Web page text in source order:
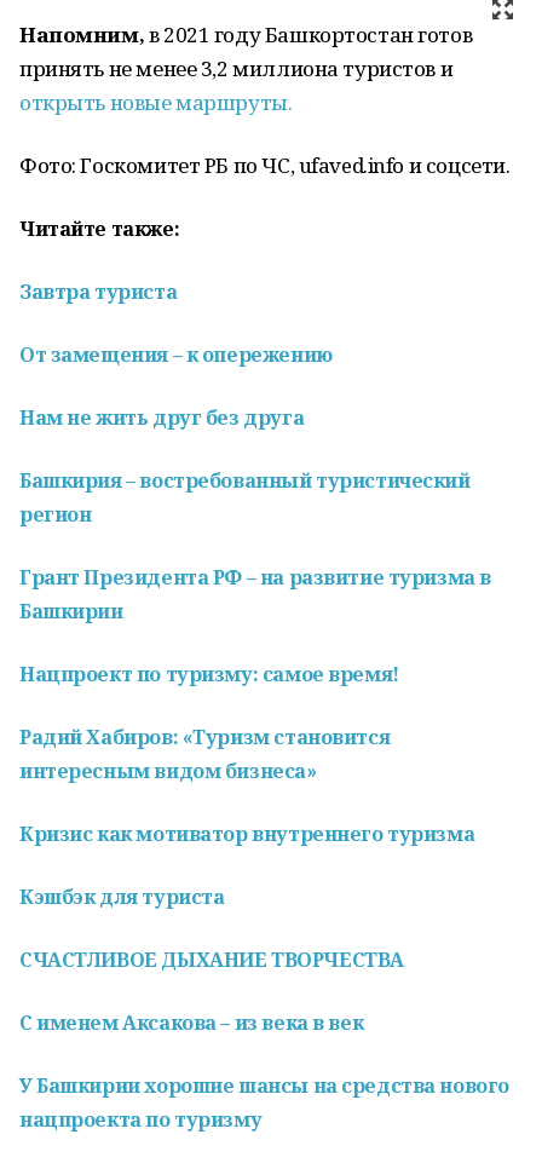
Напомним,в 2021 году Башкортостан готов
принять не менее 3,2 миллиона туристов и
открыть новые маршруты.
Фото: Госкомитет РБ по ЧС, ufaved.info и соцсети.
Читайте также:
Завтра туриста
От замещения – к опережению
Нам не жить друг без друга
Башкирия – востребованный туристический
регион
Грант Президента РФ – на развитие туризма в
Башкирии
Нацпроект по туризму: самое время!
Радий Хабиров: «Туризм становится
интересным видом бизнеса»
Кризис как мотиватор внутреннего туризма
Кэшбэк для туриста
СЧАСТЛИВОЕ ДЫХАНИЕ ТВОРЧЕСТВА
С именем Аксакова – из века в век
У Башкирии хорошие шансы на средства нового
нацпроекта по туризму